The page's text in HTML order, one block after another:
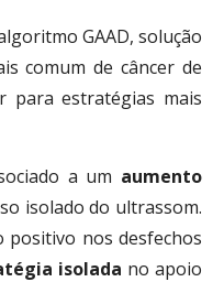
GAAD, solução
comum de câncer de
para estratégias mais
a um aumento
isolado do ultrassom.
positivo nos desfechos
isolada no apoio